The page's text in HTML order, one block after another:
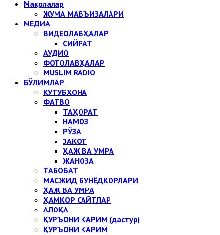
Мақолалар
ЖУМА МАВЪИЗАЛАРИ
МЕДИА
ВИДЕОЛАВҲАЛАР
СИЙРАТ
АУДИО
ФОТОЛАВҲАЛАР
MUSLIM RADIO
БЎЛИМЛАР
КУТУБХОНА
ФАТВО
ТАҲОРАТ
НАМОЗ
РЎЗА
ЗАКОТ
ҲАЖ ВА УМРА
ЖАНОЗА
ТАБОБАТ
МАСЖИД БУНЁДКОРЛАРИ
ҲАЖ ВА УМРА
ҲАМКОР САЙТЛАР
АЛОҚА
ҚУРЪОНИ КАРИМ (дастур)
ҚУРЪОНИ КАРИМ